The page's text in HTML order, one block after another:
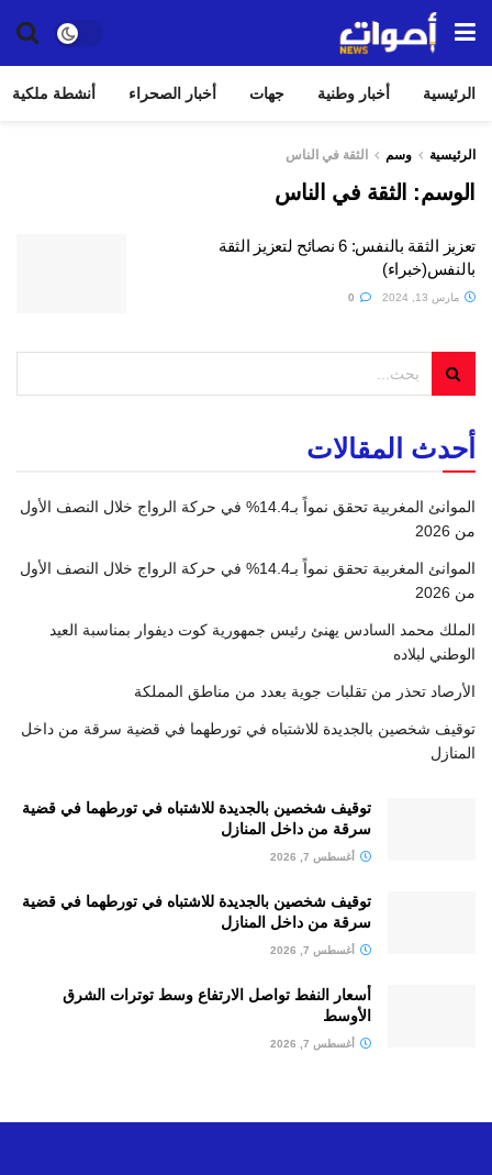
الرئيسية أخبار وطنية جهات أخبار الصحراء أنشطة ملكية
الرئيسية وسم الثقة في الناس
الوسم: الثقة في الناس
تعزيز الثقة بالنفس: 6 نصائح لتعزيز الثقة
بالنفس(خبراء)
مارس 13, 2024
أحدث المقالات
الموانئ المغربية تحقق نمواً بـ14.4% في حركة الرواج خلال النصف الأول
من 2026
الموانئ المغربية تحقق نمواً بـ14.4% في حركة الرواج خلال النصف الأول
من 2026
الملك محمد السادس يهنئ رئيس جمهورية كوت ديفوار بمناسبة العيد
الوطني لبلاده
الأرصاد تحذر من تقلبات جوية بعدد من مناطق المملكة
توقيف شخصين بالجديدة للاشتباه في تورطهما في قضية سرقة من داخل
المنازل
توقيف شخصين بالجديدة للاشتباه في تورطهما في قضية
سرقة من داخل المنازل
أغسطس 7, 2026
توقيف شخصين بالجديدة للاشتباه في تورطهما في قضية
سرقة من داخل المنازل
أغسطس 7, 2026
أسعار النفط تواصل الارتفاع وسط توترات الشرق
الأوسط
أغسطس 7, 2026